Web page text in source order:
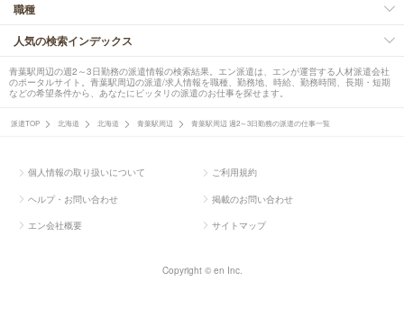
職種
人気の検索インデックス
青葉駅周辺の週2～3日勤務の派遣情報の検索結果。エン派遣は、エンが運営する人材派遣会社
のポータルサイト。青葉駅周辺の派遣/求人情報を職種、勤務地、時給、勤務時間、長期・短期
などの希望条件から、あなたにピッタリの派遣のお仕事を探せます。
派遣TOP 北海道 北海道 青葉駅周辺 青葉駅周辺 週2～3日勤務の派遣の仕事一覧
個人情報の取り扱いについて ご利用規約
ヘルプ・お問い合わせ 掲載のお問い合わせ
エン会社概要 サイトマップ
Copyright © en Inc.